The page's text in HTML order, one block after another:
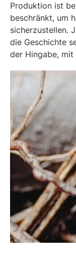
Produktion ist
beschränkt, um
sicherzustellen.
die Geschichte
der Hingabe,